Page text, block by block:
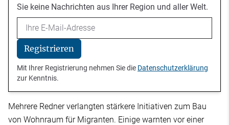
Sie keine Nachrichten aus Ihrer Region und aller Welt.
Email
Registrieren
Mit Ihrer Registrierung nehmen Sie die Datenschutzerklärung
zur Kenntnis.
Mehrere Redner verlangten stärkere Initiativen zum Bau
von Wohnraum für Migranten. Einige warnten vor einer